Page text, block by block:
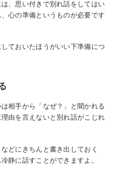
、思い付きで別れ話をしてはい
心の準備というものが必要です
ておいたほうがいい下準備につ
相手から「なぜ？」と聞かれる
由を言えないと別れ話がこじれ
どにきちんと書き出しておく
静に話すことができますよ。